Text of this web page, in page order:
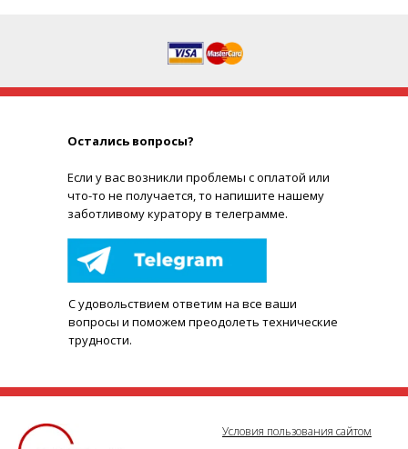
Остались вопросы?
Если у вас возникли проблемы с оплатой или
что-то не получается, то напишите нашему
заботливому куратору в телеграмме.
С удовольствием ответим на все ваши
вопросы и поможем преодолеть технические
трудности.
Условия пользования сайтом